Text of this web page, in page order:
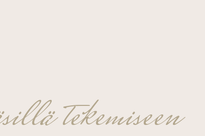
tekemiseen